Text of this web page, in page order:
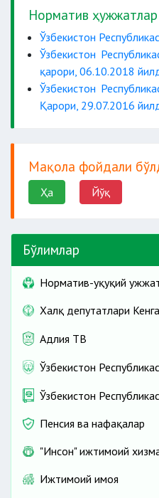
Норматив ҳужжатлар
Ўзбекистон
Ўзбекистон
қарори, 06.10.2018
Ўзбекистон
Қарори, 29.07.2016
Мақола фойдали
Ҳа Йўқ
Бўлимлар
Норматив-ҳуқуқий
Халқ депутатлари
Адлия ТВ
Ўзбекистон
Ўзбекистон
Пенсия ва нафақалар
"Инсон" ижтимоий
Ижтимоий ҳимоя